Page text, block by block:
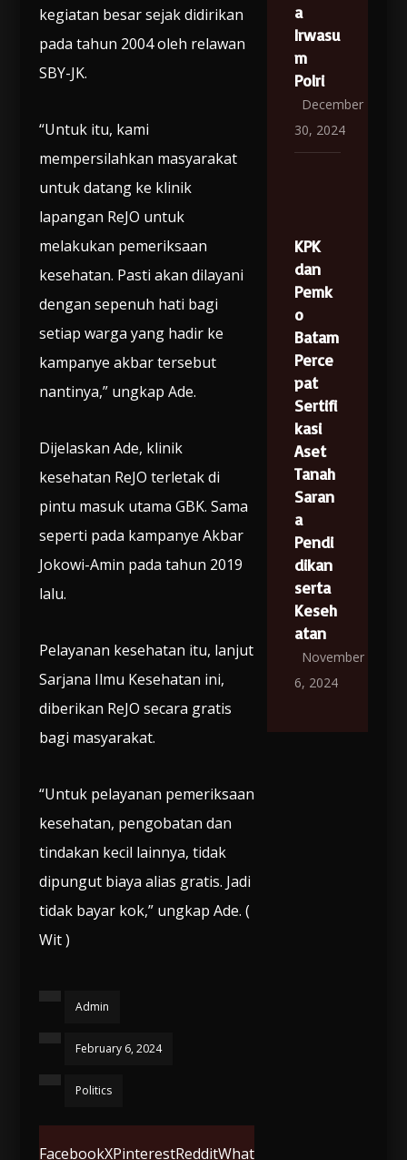
kegiatan besar sejak didirikan
pada tahun 2004 oleh relawan
SBY-JK.
“Untuk itu, kami
mempersilahkan masyarakat
untuk datang ke klinik
lapangan ReJO untuk
melakukan pemeriksaan
kesehatan. Pasti akan dilayani
dengan sepenuh hati bagi
setiap warga yang hadir ke
kampanye akbar tersebut
nantinya,” ungkap Ade.
Dijelaskan Ade, klinik
kesehatan ReJO terletak di
pintu masuk utama GBK. Sama
seperti pada kampanye Akbar
Jokowi-Amin pada tahun 2019
lalu.
Pelayanan kesehatan itu, lanjut
Sarjana Ilmu Kesehatan ini,
diberikan ReJO secara gratis
bagi masyarakat.
“Untuk pelayanan pemeriksaan
kesehatan, pengobatan dan
tindakan kecil lainnya, tidak
dipungut biaya alias gratis. Jadi
tidak bayar kok,” ungkap Ade. (
Wit )
Admin
February 6, 2024
Politics
FacebookXPinterestRedditWhat
a
Irwasu
m
Polri
December
30, 2024
KPK
dan
Pemk
o
Batam
Perce
pat
Sertifi
kasi
Aset
Tanah
Saran
a
Pendi
dikan
serta
Keseh
atan
November
6, 2024